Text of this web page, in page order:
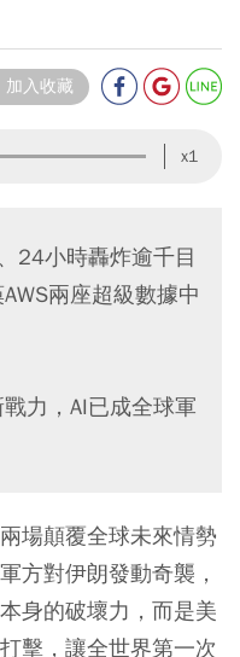
加入收藏
x1
24小時轟炸逾千目
兩座超級數據中
力，AI已成全球軍
場顛覆全球未來情勢
方對伊朗發動奇襲，
身的破壞力，而是美
擊，讓全世界第一次